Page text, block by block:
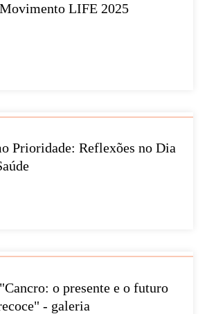
LIFE 2025
Prioridade: Reflexões no Dia
o presente e o futuro
- galeria